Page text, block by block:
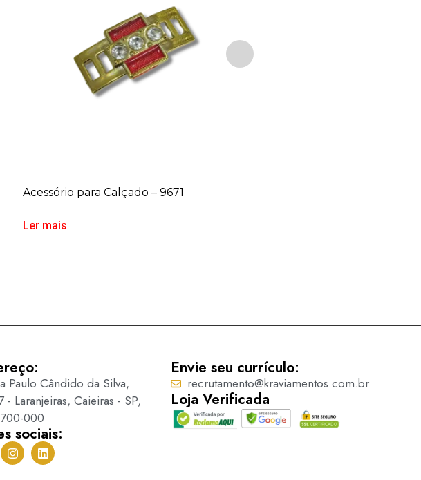
Acessório para Calçado – 9671
Ler mais
Paulo Cândido da Silva,
- Laranjeiras, Caieiras - SP,
000
sociais:
Envie seu currículo:
recrutamento@kraviamentos.com.br
Loja Verificada